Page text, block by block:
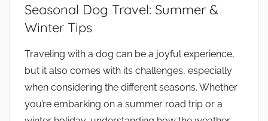
Seasonal Dog Travel: Summer &
Winter Tips
Traveling with a dog can be a joyful experience,
but it also comes with its challenges, especially
when considering the different seasons. Whether
you’re embarking on a summer road trip or a